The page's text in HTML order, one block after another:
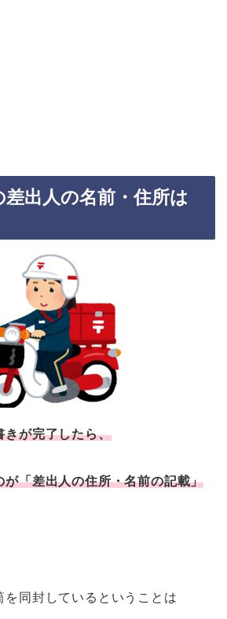
出人の名前・住所は
きが完了したら、
が「差出人の住所・名前の記載」
を同封しているということは